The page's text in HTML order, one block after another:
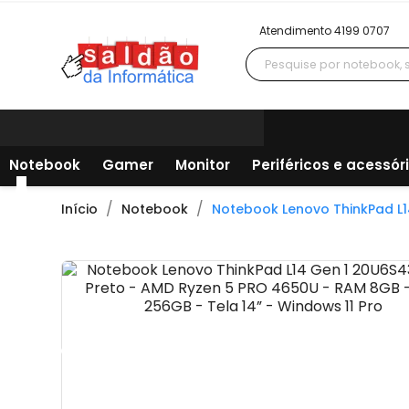
Atendimento 4199 0707
Todos os departamentos
Notebook Gamer Monitor Periféricos e
Início Notebook Notebook Lenovo ThinkPad